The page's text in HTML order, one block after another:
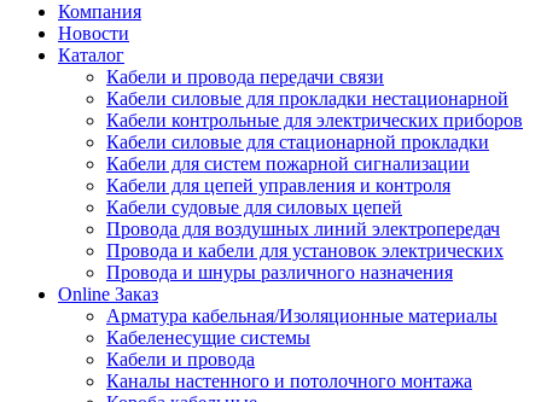
Компания
Новости
Каталог
Кабели и провода передачи связи
Кабели силовые для прокладки нестационарной
Кабели контрольные для электрических приборов
Кабели силовые для стационарной прокладки
Кабели для систем пожарной сигнализации
Кабели для цепей управления и контроля
Кабели судовые для силовых цепей
Провода для воздушных линий электропередач
Провода и кабели для установок электрических
Провода и шнуры различного назначения
Online Заказ
Арматура кабельная/Изоляционные материалы
Кабеленесущие системы
Кабели и провода
Каналы настенного и потолочного монтажа